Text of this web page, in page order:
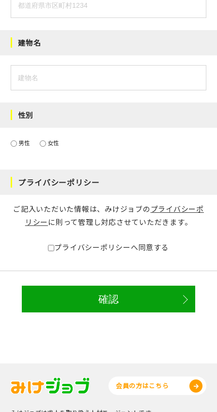
建物名
性別
男性 女性
プライバシーポリシー
ご記入いただいた情報は、みけジョブのプライバシーポ
リシー に則って管理し対応させていただきます。
プライバシーポリシーへ同意する
会員の方はこちら